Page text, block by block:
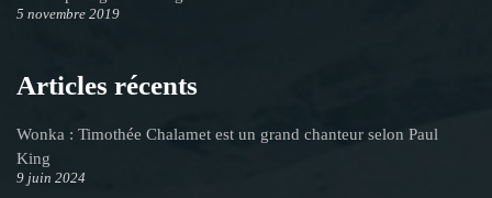
5 novembre 2019
Articles récents
Wonka : Timothée Chalamet est un grand chanteur selon Paul
King
9 juin 2024